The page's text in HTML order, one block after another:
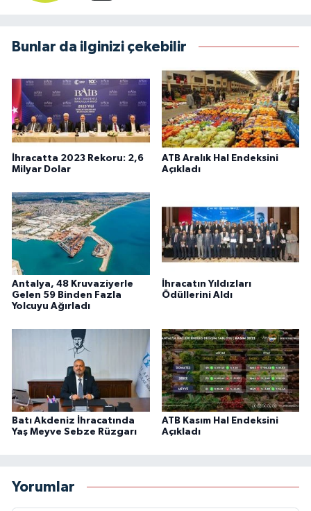
Bunlar da ilginizi çekebilir
İhracatta 2023 Rekoru: 2,6
Milyar Dolar
ATB Aralık Hal Endeksini
Açıkladı
Antalya, 48 Kruvaziyerle
Gelen 59 Binden Fazla
Yolcuyu Ağırladı
İhracatın Yıldızları
Ödüllerini Aldı
Batı Akdeniz İhracatında
Yaş Meyve Sebze Rüzgarı
ATB Kasım Hal Endeksini
Açıkladı
Yorumlar